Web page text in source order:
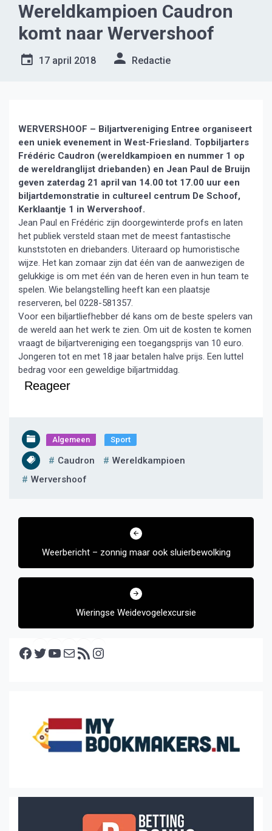
Wereldkampioen Caudron
komt naar Wervershoof
17 april 2018 Redactie
WERVERSHOOF – Biljartvereniging Entree organiseert
een uniek evenement in West-Friesland. Topbiljarters
Frédéric Caudron (wereldkampioen en nummer 1 op
de wereldranglijst driebanden) en Jean Paul de Bruijn
geven zaterdag 21 april van 14.00 tot 17.00 uur een
biljartdemonstratie in cultureel centrum De Schoof,
Kerklaantje 1 in Wervershoof.
Jean Paul en Frédéric zijn doorgewinterde profs en laten
het publiek versteld staan met de meest fantastische
kunststoten en driebanders. Uiteraard op humoristische
wijze. Het kan zomaar zijn dat één van de aanwezigen de
gelukkige is om met één van de heren even in hun team te
spelen. Wie belangstelling heeft kan een plaatsje
reserveren, bel 0228-581357.
Voor een biljartliefhebber dé kans om de beste spelers van
de wereld aan het werk te zien. Om uit de kosten te komen
vraagt de biljartvereniging een toegangsprijs van 10 euro.
Jongeren tot en met 18 jaar betalen halve prijs. Een luttel
bedrag voor een geweldige biljartmiddag.
Reageer
Algemeen Sport
Caudron
Wereldkampioen
Wervershoof
Bericht
Weerbericht – zonnig maar ook sluierbewolking
Wieringse Weidevogelexcursie
Facebook Twitter YouTube E-mail RSS feed